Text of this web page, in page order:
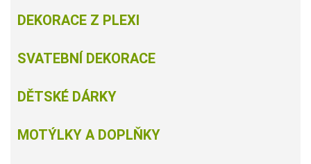
DEKORACE Z PLEXI
SVATEBNÍ DEKORACE
DĚTSKÉ DÁRKY
MOTÝLKY A DOPLŇKY